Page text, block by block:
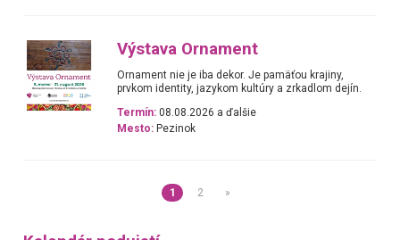
Výstava Ornament
Ornament nie je iba dekor. Je pamäťou krajiny,
prvkom identity, jazykom kultúry a zrkadlom dejín.
Termín: 08.08.2026 a ďalšie
Mesto: Pezinok
1 2 »